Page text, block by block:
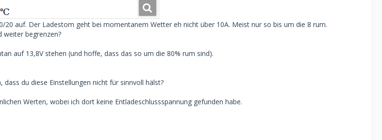
20 auf. Der Ladestom geht bei momentanem Wetter eh nicht über 10A. Meist nur so bis um die 8 rum.
weiter begrenzen?
auf 13,8V stehen (und hoffe, dass das so um die 80% rum sind).
dass du diese Einstellungen nicht für sinnvoll hälst?
Werten, wobei ich dort keine Entladeschlussspannung gefunden habe.